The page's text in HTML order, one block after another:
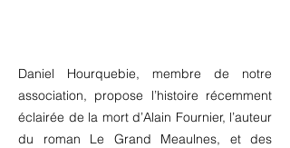
Daniel Hourquebie, membre de notre
association, propose l’histoire récemment
éclairée de la mort d’Alain Fournier, l’auteur
du roman Le Grand Meaulnes, et des